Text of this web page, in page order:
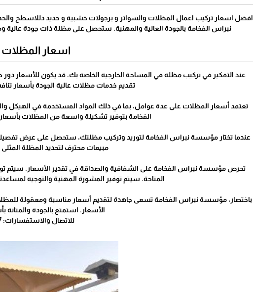
افضل اسعار تركيب اعمال المظلات والسواتر و برجولات خشبية و حديد دللاسطح
نبراس الفخامة بالجودة العالية والمهنية. ستحصل على مظلة ذات جودة عالية
اسعار المظلات
عند التفكير في تركيب مظلة في المساحة الخارجية الخاصة بك، قد يكون للأسعار
تقديم خدمات مظلات عالية الجودة بأسعار
تعتمد أسعار المظلات على عدة عوامل، بما في ذلك المواد المستخدمة في
الفخامة بتوفير تشكيلة واسعة من المظلات
عندما تختار مؤسسة نبراس الفخامة لتوريد وتركيب مظلتك، ستحصل على عرض
مبيعات محترف لتحديد المظلة المثلى
تحرص مؤسسة نبراس الفخامة على الشفافية والصداقة في تقدير الأسعار. سيتم
المتاحة. سيتم توفير المشورة المهنية والتوجيه
باختصار، مؤسسة نبراس الفخامة تسعى جاهدة لتقديم أسعار مناسبة ومعقولة
الأسعار. استمتع بالجودة والمتانة
للاتصال والاستفسارات: 0556980447